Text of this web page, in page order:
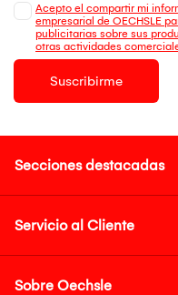
Acepto el compartir mi
empresarial de OECHSLE
publicitarias sobre sus
otras actividades
Suscribirme
Secciones destacadas
Servicio al Cliente
Sobre Oechsle